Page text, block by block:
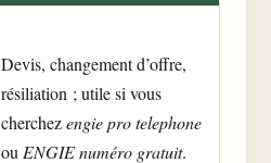
Devis, changement d’offre,
résiliation ; utile si vous
cherchezengie pro telephone
ou ENGIE numéro gratuit.